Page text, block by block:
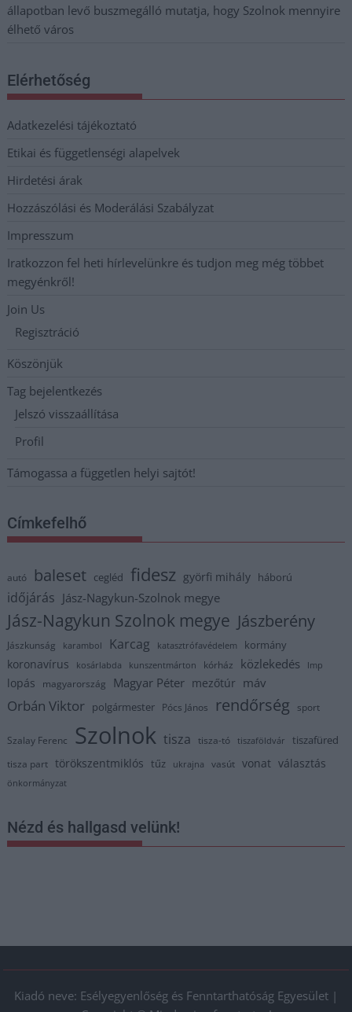
állapotban levő buszmegálló mutatja, hogy Szolnok mennyire
élhető város
Elérhetőség
Adatkezelési tájékoztató
Etikai és függetlenségi alapelvek
Hirdetési árak
Hozzászólási és Moderálási Szabályzat
Impresszum
Iratkozzon fel heti hírlevelünkre és tudjon meg még többet
megyénkről!
Join Us
Regisztráció
Köszönjük
Tag bejelentkezés
Jelszó visszaállítása
Profil
Támogassa a független helyi sajtót!
Címkefelhő
autó baleset cegléd fidesz györfi mihály háború
időjárás Jász-Nagykun-Szolnok megye
Jász-Nagykun Szolnok megye Jászberény
Jászkunság karambol Karcag katasztrófavédelem kormány
koronavírus kosárlabda kunszentmárton kórház közlekedés lmp
lopás magyarország Magyar Péter mezőtúr máv
Orbán Viktor polgármester Pócs János rendőrség sport
Szalay Ferenc Szolnok tisza tisza-tó tiszaföldvár tiszafüred
tisza part törökszentmiklós tűz ukrajna vasút vonat választás
önkormányzat
Nézd és hallgasd velünk!
Kiadó neve: Esélyegyenlőség és Fenntarthatóság Egyesület |